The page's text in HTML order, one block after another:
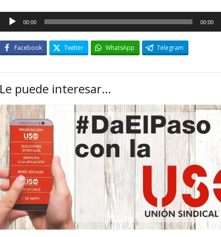
00:00 00:00
Facebook Twitter WhatsApp Telegram
Le puede interesar…